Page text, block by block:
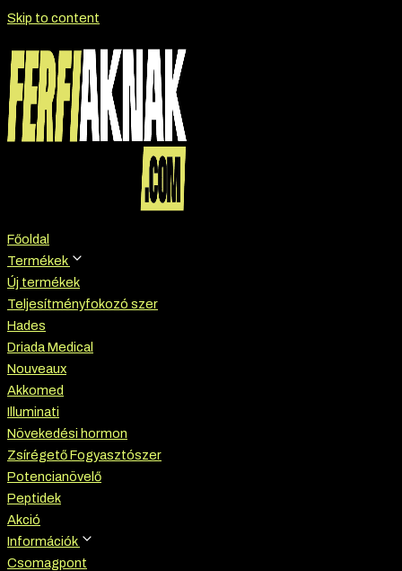
Skip to content
Főoldal
Termékek
Új termékek
Teljesítményfokozó szer
Hades
Driada Medical
Nouveaux
Akkomed
Illuminati
Növekedési hormon
Zsírégető Fogyasztószer
Potencianövelő
Peptidek
Akció
Információk
Csomagpont